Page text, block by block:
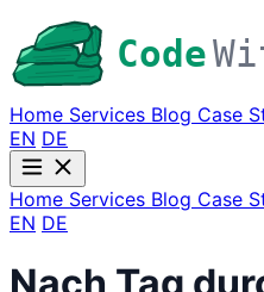
Code
Home Services Blog Case
EN DE
Home Services Blog Case
EN DE